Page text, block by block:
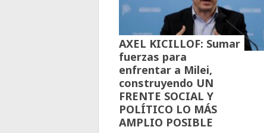
AXEL KICILLOF: Sumar
fuerzas para
enfrentar a Milei,
construyendo UN
FRENTE SOCIAL Y
POLÍTICO LO MÁS
AMPLIO POSIBLE